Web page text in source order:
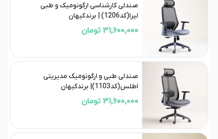
صندلی کارشناسی ارگونومیک و طبی
لیرا(کد1206) | برندکیهان
31,600,000 تومان
صندلی طبی و ارگونومیک مدیریتی
اطلس(کد1103)| برندکیهان
31,600,000 تومان